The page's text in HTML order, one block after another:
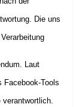
Die uns
. Laut
Facebook-Tools
verantwortlich.